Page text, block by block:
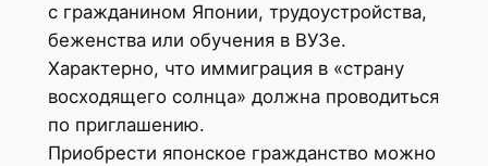
с гражданином Японии, трудоустройства,
беженства или обучения в ВУЗе.
Характерно, что иммиграция в «страну
восходящего солнца» должна проводиться
по приглашению.
Приобрести японское гражданство можно